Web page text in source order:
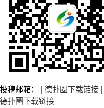
投稿邮箱： | 德扑圈下载链接
德扑圈下载链接